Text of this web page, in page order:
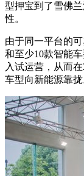
型押宝到了雪佛
性。
由于同一平台的
和至少10款智能
入试运营，从而
车型向新能源靠拢